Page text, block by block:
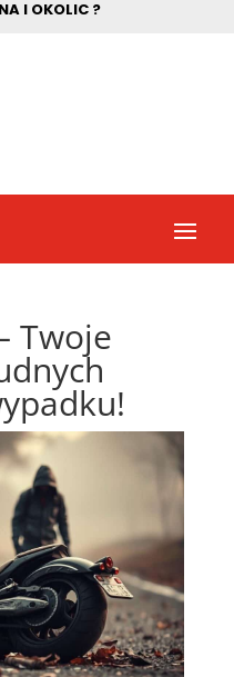
I OKOLIC ?
Twoje